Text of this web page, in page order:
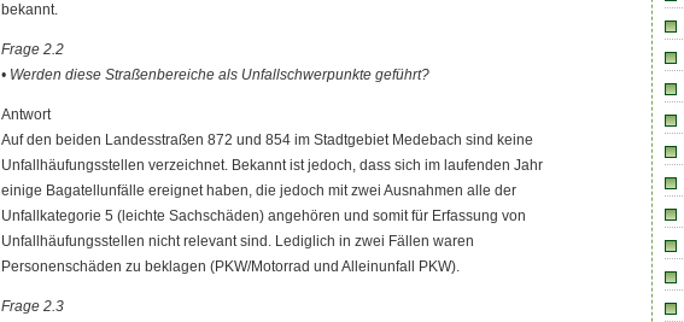
bekannt.
Frage 2.2
• Werden diese Straßenbereiche als Unfallschwerpunkte geführt?
Antwort
Auf den beiden Landesstraßen 872 und 854 im Stadtgebiet Medebach sind keine
Unfallhäufungsstellen verzeichnet. Bekannt ist jedoch, dass sich im laufenden Jahr
einige Bagatellunfälle ereignet haben, die jedoch mit zwei Ausnahmen alle der
Unfallkategorie 5 (leichte Sachschäden) angehören und somit für Erfassung von
Unfallhäufungsstellen nicht relevant sind. Lediglich in zwei Fällen waren
Personenschäden zu beklagen (PKW/Motorrad und Alleinunfall PKW).
Frage 2.3